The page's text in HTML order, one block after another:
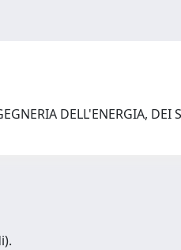
DELL'ENERGIA, DEI